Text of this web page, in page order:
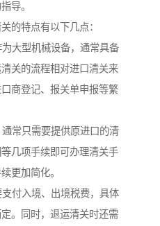
导。
的特点有以下几点：
大型机械设备，通常具备
关的流程相对进口清关来
商登记、报关单申报等繁
常只需要提供原进口的清
几项手续即可办理清关手
更加简化。
付入境、出境税费，具体
。同时，退运清关时还需